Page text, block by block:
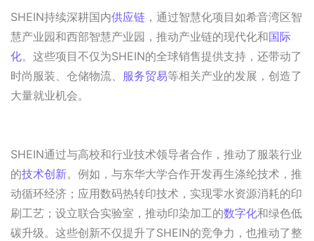
SHEIN持续深耕国内供应链 ，通过智慧化项目如希音湾区智
慧产业园和西部智慧产业园，推动产业链的现代化和国际
化。这些项目不仅为SHEIN的全球销售提供支持，还带动了
时尚服装、仓储物流、 服务贸易等相关产业的发展，创造了
大量就业机会。
SHEIN通过与高校和行业技术领导者合作，推动了服装行业
的技术创新。例如，与东华大学合作开发再生涤纶技术，推
动循环经济；应用数码热转印技术，实现零水资源消耗的印
刷工艺；设立联合实验室，推动印染加工的数字化和绿色低
碳升级。这些创新不仅提升了SHEIN的竞争力，也推动了整